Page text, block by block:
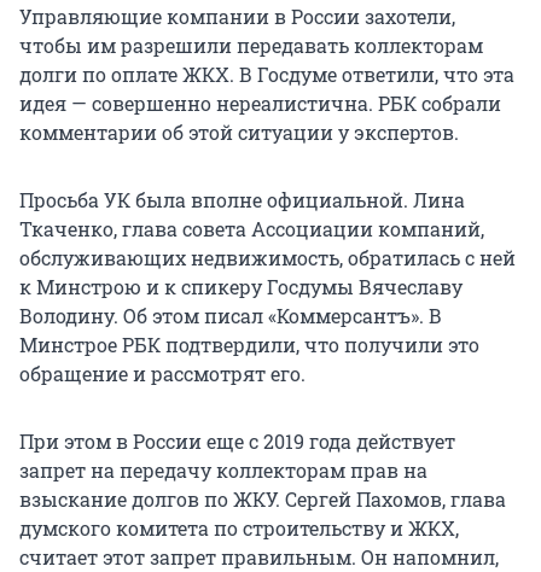
Управляющие компании в России захотели,
чтобы им разрешили передавать коллекторам
долги по оплате ЖКХ. В Госдуме ответили, что эта
идея — совершенно нереалистична. РБК собрали
комментарии об этой ситуации у экспертов.
Просьба УК была вполне официальной. Лина
Ткаченко, глава совета Ассоциации компаний,
обслуживающих недвижимость, обратилась с ней
к Минстрою и к спикеру Госдумы Вячеславу
Володину. Об этом писал «Коммерсантъ». В
Минстрое РБК подтвердили, что получили это
обращение и рассмотрят его.
При этом в России еще с 2019 года действует
запрет на передачу коллекторам прав на
взыскание долгов по ЖКУ. Сергей Пахомов, глава
думского комитета по строительству и ЖКХ,
считает этот запрет правильным. Он напомнил,